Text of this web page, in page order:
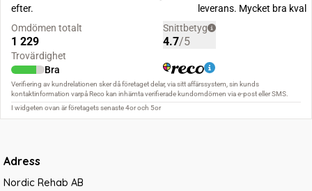
Adress
Nordic Rehab AB